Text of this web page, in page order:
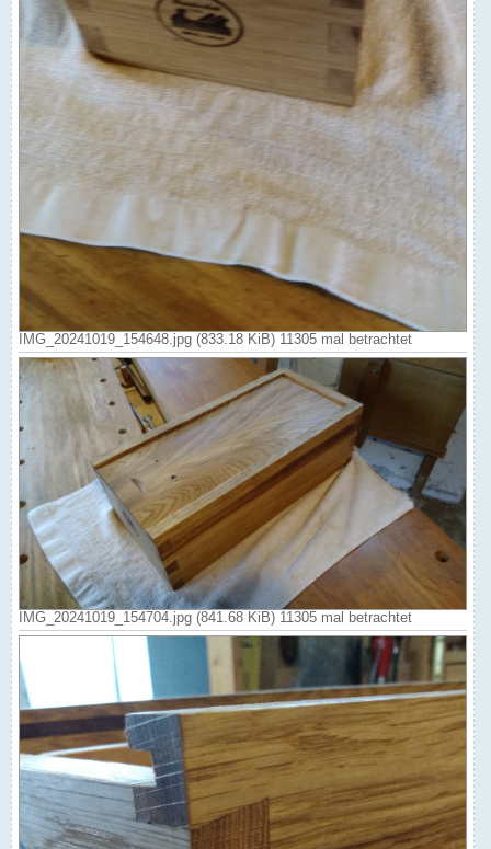
IMG_20241019_154648.jpg (833.18 KiB) 11305 mal betrachtet
IMG_20241019_154704.jpg (841.68 KiB) 11305 mal betrachtet